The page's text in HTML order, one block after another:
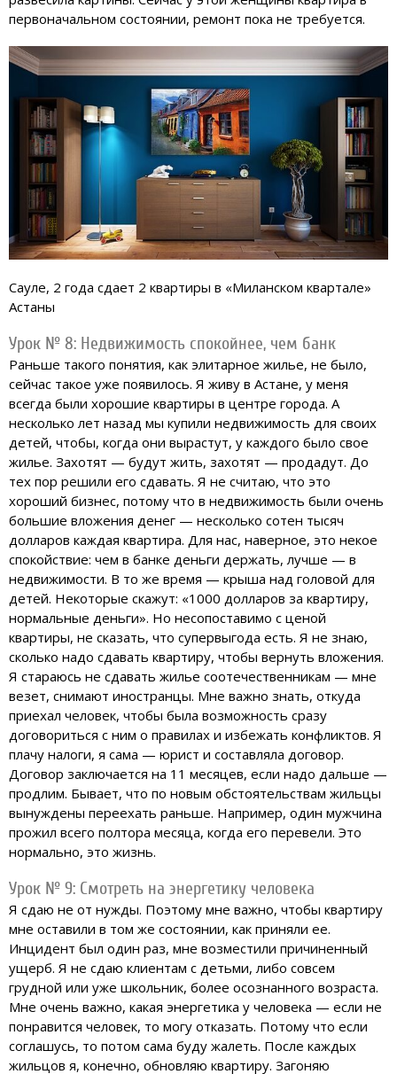
первоначальном состоянии, ремонт пока не требуется.
Сауле, 2 года сдает 2 квартиры в «Миланском квартале»
Астаны
Урок № 8: Недвижимость спокойнее, чем банк
Раньше такого понятия, как элитарное жилье, не было,
сейчас такое уже появилось. Я живу в Астане, у меня
всегда были хорошие квартиры в центре города. А
несколько лет назад мы купили недвижимость для своих
детей, чтобы, когда они вырастут, у каждого было свое
жилье. Захотят — будут жить, захотят — продадут. До
тех пор решили его сдавать. Я не считаю, что это
хороший бизнес, потому что в недвижимость были очень
большие вложения денег — несколько сотен тысяч
долларов каждая квартира. Для нас, наверное, это некое
спокойствие: чем в банке деньги держать, лучше — в
недвижимости. В то же время — крыша над головой для
детей. Некоторые скажут: «1000 долларов за квартиру,
нормальные деньги». Но несопоставимо с ценой
квартиры, не сказать, что супервыгода есть. Я не знаю,
сколько надо сдавать квартиру, чтобы вернуть вложения.
Я стараюсь не сдавать жилье соотечественникам — мне
везет, снимают иностранцы. Мне важно знать, откуда
приехал человек, чтобы была возможность сразу
договориться с ним о правилах и избежать конфликтов. Я
плачу налоги, я сама — юрист и составляла договор.
Договор заключается на 11 месяцев, если надо дальше —
продлим. Бывает, что по новым обстоятельствам жильцы
вынуждены переехать раньше. Например, один мужчина
прожил всего полтора месяца, когда его перевели. Это
нормально, это жизнь.
Урок № 9: Смотреть на энергетику человека
Я сдаю не от нужды. Поэтому мне важно, чтобы квартиру
мне оставили в том же состоянии, как приняли ее.
Инцидент был один раз, мне возместили причиненный
ущерб. Я не сдаю клиентам с детьми, либо совсем
грудной или уже школьник, более осознанного возраста.
Мне очень важно, какая энергетика у человека — если не
понравится человек, то могу отказать. Потому что если
соглашусь, то потом сама буду жалеть. После каждых
жильцов я, конечно, обновляю квартиру. Загоняю